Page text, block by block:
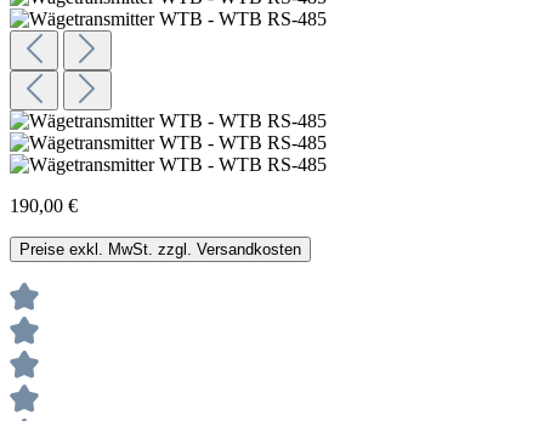
190,00 €
Preise exkl. MwSt. zzgl. Versandkosten